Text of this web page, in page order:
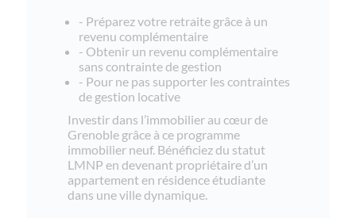
- Préparez votre retraite grâce à un
revenu complémentaire
- Obtenir un revenu complémentaire
sans contrainte de gestion
- Pour ne pas supporter les contraintes
de gestion locative
Investir dans l’immobilier au cœur de
Grenoble grâce à ce programme
immobilier neuf. Bénéficiez du statut
LMNP en devenant propriétaire d’un
appartement en résidence étudiante
dans une ville dynamique.